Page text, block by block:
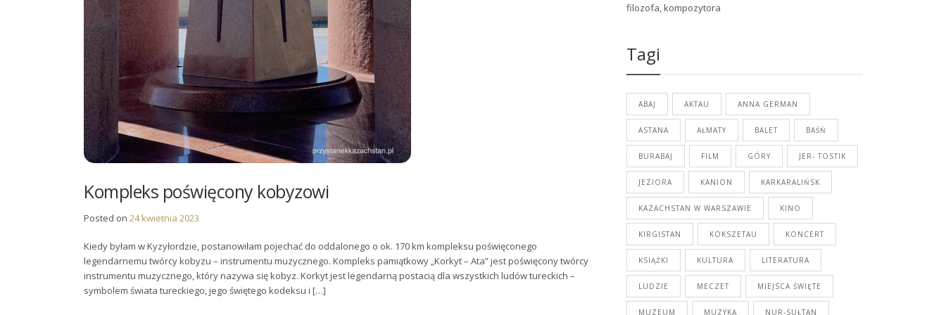
Kompleks poświęcony kobyzowi
Posted on 24 kwietnia 2023
Kiedy byłam w Kyzyłordzie, postanowiłam pojechać do oddalonego o ok. 170 km kompleksu poświęconego
legendarnemu twórcy kobyzu – instrumentu muzycznego. Kompleks pamiątkowy „Korkyt – Ata” jest poświęcony twórcy
instrumentu muzycznego, który nazywa się kobyz. Korkyt jest legendarną postacią dla wszystkich ludów tureckich –
symbolem świata tureckiego, jego świętego kodeksu i […]
filozofa, kompozytora
Tagi
ABAJ AKTAU ANNA GERMAN
ASTANA AŁMATY BALET BAŚŃ
BURABAJ FILM GÓRY JER- TOSTIK
JEZIORA KANION KARKARALIŃSK
KAZACHSTAN W WARSZAWIE KINO
KIRGISTAN KOKSZETAU KONCERT
KSIĄŻKI KULTURA LITERATURA
LUDZIE MECZET MIEJSCA ŚWIĘTE
MUZEUM MUZYKA NUR-SUŁTAN